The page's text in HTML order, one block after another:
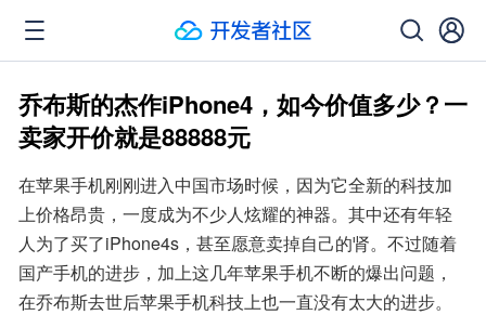
乔布斯的杰作iPhone4，如今价值多少？一
卖家开价就是88888元
在苹果手机刚刚进入中国市场时候，因为它全新的科技加
上价格昂贵，一度成为不少人炫耀的神器。其中还有年轻
人为了买了iPhone4s，甚至愿意卖掉自己的肾。不过随着
国产手机的进步，加上这几年苹果手机不断的爆出问题，
在乔布斯去世后苹果手机科技上也一直没有太大的进步。